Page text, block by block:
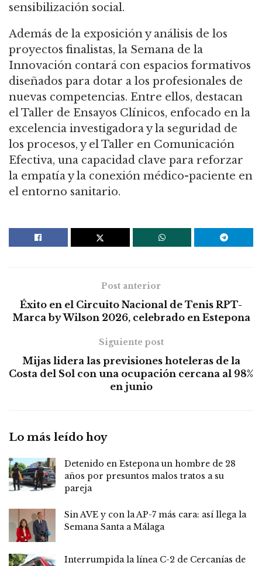
sensibilización social.
Además de la exposición y análisis de los
proyectos finalistas, la Semana de la
Innovación contará con espacios formativos
diseñados para dotar a los profesionales de
nuevas competencias. Entre ellos, destacan
el Taller de Ensayos Clínicos, enfocado en la
excelencia investigadora y la seguridad de
los procesos, y el Taller en Comunicación
Efectiva, una capacidad clave para reforzar
la empatía y la conexión médico-paciente en
el entorno sanitario.
Post anterior
Éxito en el Circuito Nacional de Tenis RPT-
Marca by Wilson 2026, celebrado en Estepona
Siguiente post
Mijas lidera las previsiones hoteleras de la
Costa del Sol con una ocupación cercana al 98%
en junio
Lo más leído hoy
Detenido en Estepona un hombre de 28
años por presuntos malos tratos a su
pareja
Sin AVE y con la AP-7 más cara: así llega la
Semana Santa a Málaga
Interrumpida la línea C-2 de Cercanías de